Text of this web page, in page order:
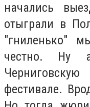
начались
отыграли в
"гниленько"
честно. Ну
фестивале.